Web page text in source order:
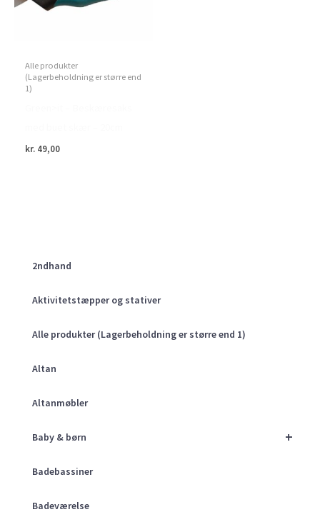
2ndhand
Aktivitetstæpper og stativer
Alle produkter (Lagerbeholdning er større end 1)
Altan
Altanmøbler
+
Baby & børn
Badebassiner
Badeværelse
Alle produkter
(Lagerbeholdning er større end
1)
kr. 49,00